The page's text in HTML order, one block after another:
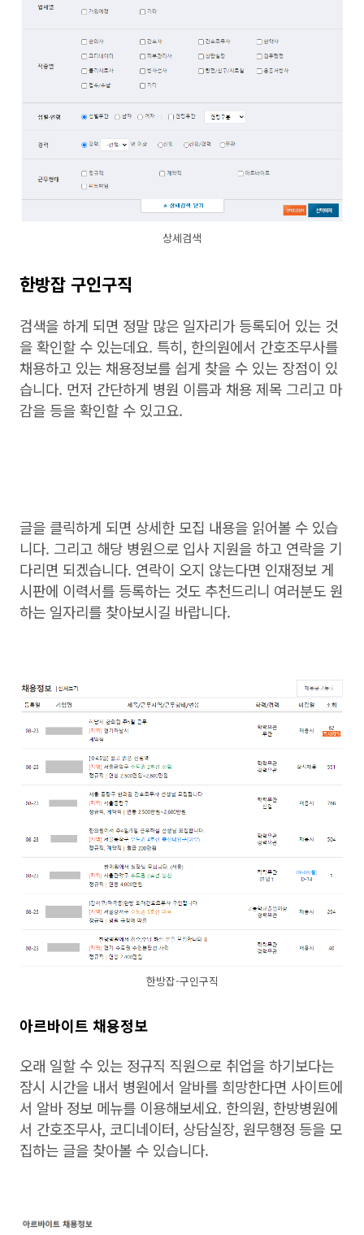
상세검색
한방잡 구인구직
검색을 하게 되면 정말 많은 일자리가 등록되어 있는 것
을 확인할 수 있는데요. 특히, 한의원에서 간호조무사를
채용하고 있는 채용정보를 쉽게 찾을 수 있는 장점이 있
습니다. 먼저 간단하게 병원 이름과 채용 제목 그리고 마
감을 등을 확인할 수 있고요.
글을 클릭하게 되면 상세한 모집 내용을 읽어볼 수 있습
니다. 그리고 해당 병원으로 입사 지원을 하고 연락을 기
다리면 되겠습니다. 연락이 오지 않는다면 인재정보 게
시판에 이력서를 등록하는 것도 추천드리니 여러분도 원
하는 일자리를 찾아보시길 바랍니다.
한방잡-구인구직
아르바이트 채용정보
오래 일할 수 있는 정규직 직원으로 취업을 하기보다는
잠시 시간을 내서 병원에서 알바를 희망한다면 사이트에
서 알바 정보 메뉴를 이용해보세요. 한의원, 한방병원에
서 간호조무사, 코디네이터, 상담실장, 원무행정 등을 모
집하는 글을 찾아볼 수 있습니다.